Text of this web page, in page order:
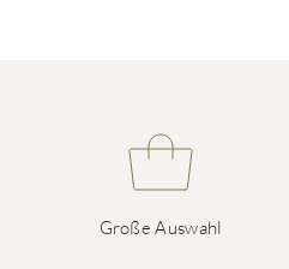
Große Auswahl